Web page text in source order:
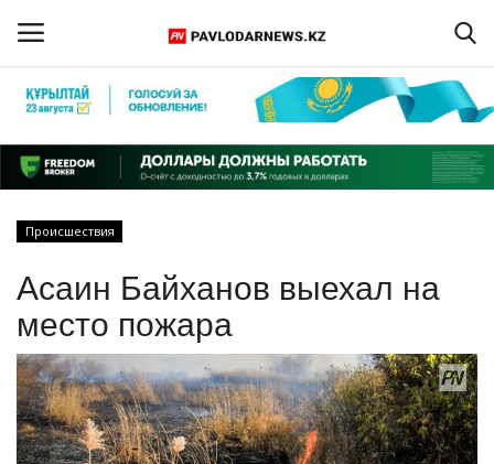
Регистрация
Главная
КАЗАХСТАН
МИР
Происшествия
Асаин Байханов выехал на
место пожара